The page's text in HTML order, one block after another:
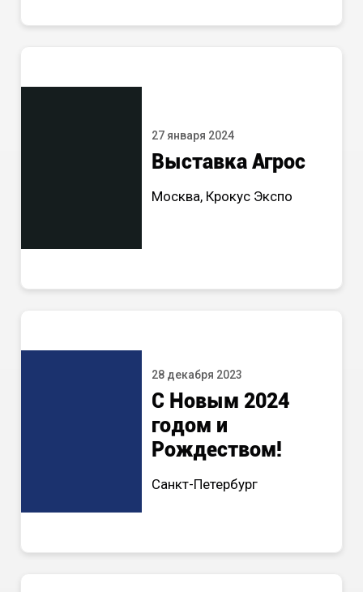
27 января 2024
Выставка Агрос
Москва, Крокус Экспо
28 декабря 2023
С Новым 2024
годом и
Рождеством!
Санкт-Петербург